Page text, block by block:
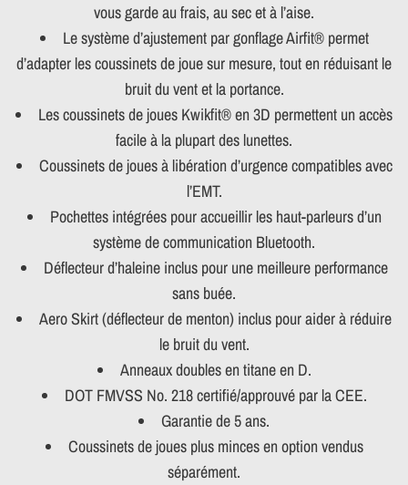
vous garde au frais, au sec et à l’aise.
Le système d’ajustement par gonflage Airfit® permet
d’adapter les coussinets de joue sur mesure, tout en réduisant le
bruit du vent et la portance.
Les coussinets de joues Kwikfit® en 3D permettent un accès
facile à la plupart des lunettes.
Coussinets de joues à libération d’urgence compatibles avec
l’EMT.
Pochettes intégrées pour accueillir les haut-parleurs d’un
système de communication Bluetooth.
Déflecteur d’haleine inclus pour une meilleure performance
sans buée.
Aero Skirt (déflecteur de menton) inclus pour aider à réduire
le bruit du vent.
Anneaux doubles en titane en D.
DOT FMVSS No. 218 certifié/approuvé par la CEE.
Garantie de 5 ans.
Coussinets de joues plus minces en option vendus
séparément.